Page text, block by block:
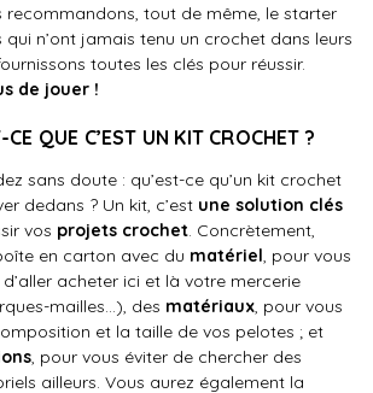
recommandons, tout de même, le starter
qui n’ont jamais tenu un crochet dans leurs
toutes les clés pour réussir.
de jouer !
CE QUE C’EST UN KIT CROCHET ?
sans doute : qu’est-ce qu’un kit crochet
dedans ? Un kit, c’est une solution clés
vos projets crochet. Concrètement,
en carton avec du matériel, pour vous
acheter ici et là votre mercerie
mailles…), des matériaux, pour vous
et la taille de vos pelotes ; et
, pour vous éviter de chercher des
ailleurs. Vous aurez également la